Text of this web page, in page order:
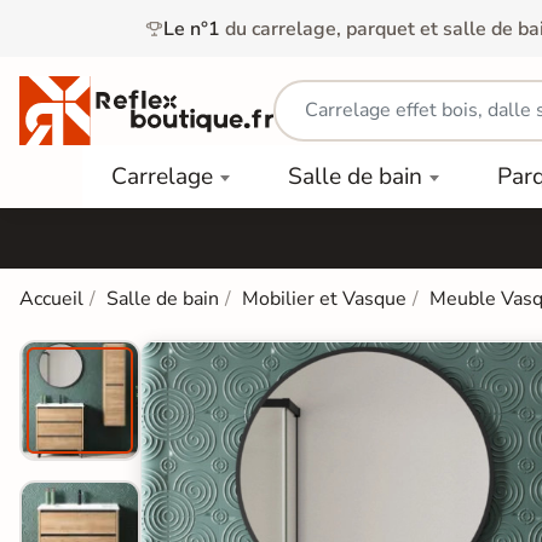
Le n°1 du carrelage, parquet et salle de
Carrelage
Carrelage
Extérieur
Dalle
Terrasse
Sur Plot
Carrelage
Salle de
Bain
Colle &
Finition
Salle de bain
Douche
Baignoires
et Balnéos
WC
Carrelage
Salle de
Bain
Contrecollé
PAR
COULEUR
Stratifié
Bois
clair
TYPE
PVC
Dalles
PVC
Lames
Accueil Salle de bain Mobilier et Vasque Meuble